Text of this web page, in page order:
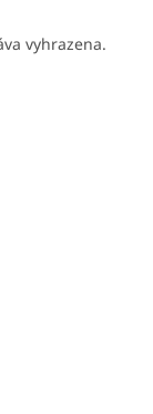
vyhrazena.